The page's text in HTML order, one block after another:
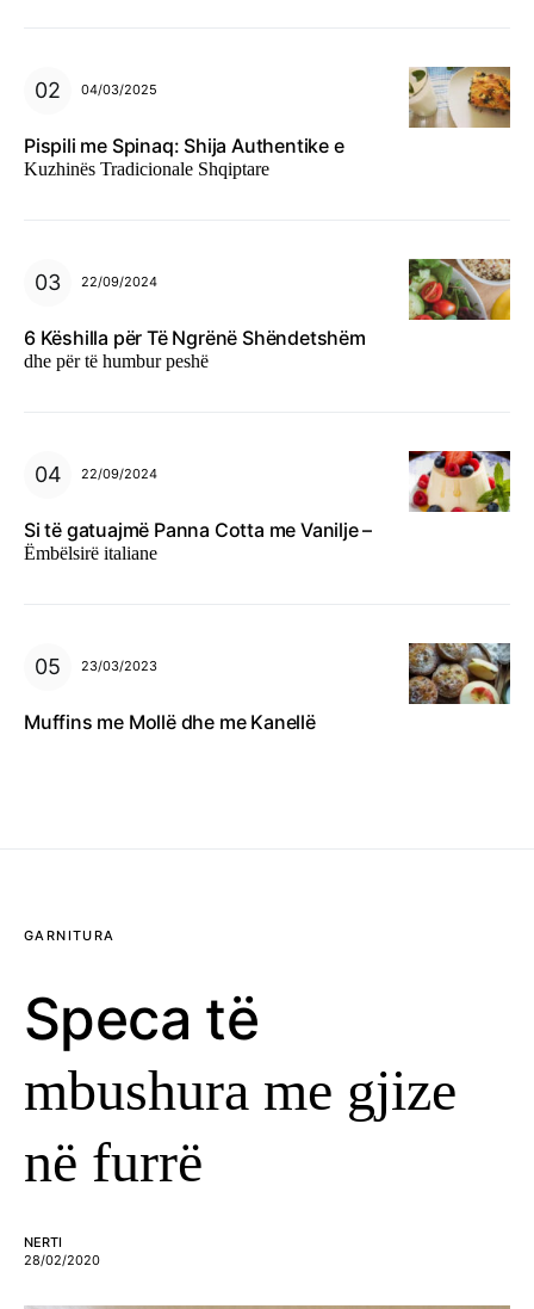
04/03/2025
Pispili me Spinaq: Shija Authentike e
Kuzhinës Tradicionale Shqiptare
22/09/2024
6 Këshilla për Të Ngrënë Shëndetshëm
dhe për të humbur peshë
22/09/2024
Si të gatuajmë Panna Cotta me Vanilje –
Ëmbëlsirë italiane
23/03/2023
Muffins me Mollë dhe me Kanellë
GARNITURA
Speca të
mbushura me gjize
në furrë
NERTI
28/02/2020